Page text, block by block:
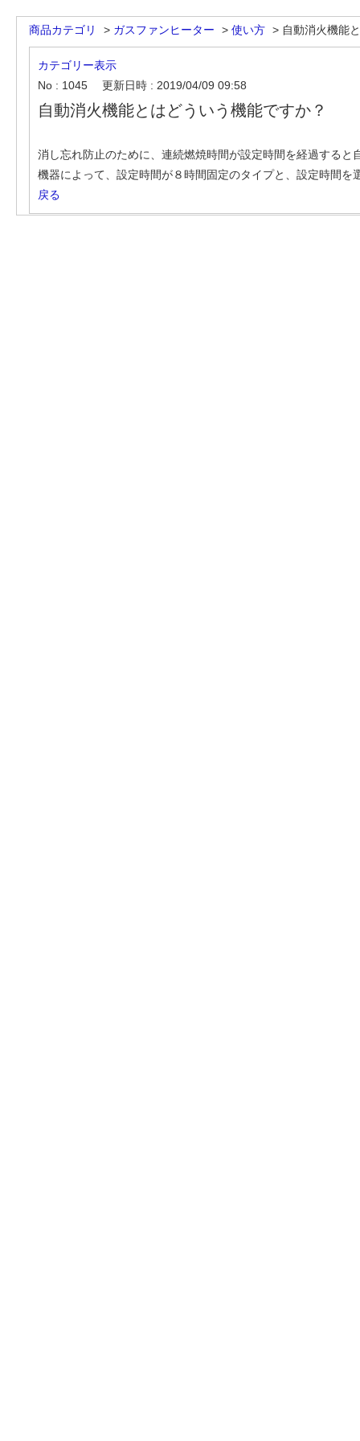
商品カテゴリ > ガスファンヒーター > 使い方 > 自動消火機能
カテゴリー表示
No : 1045
更新日時 : 2019/04/09 09:58
自動消火機能とはどういう機能ですか？
消し忘れ防止のために、連続燃焼時間が設定時間を経過すると
機器によって、設定時間が８時間固定のタイプと、設定時間
戻る